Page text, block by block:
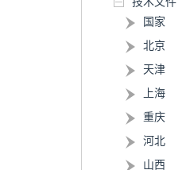
国家
北京
天津
上海
重庆
河北
山西